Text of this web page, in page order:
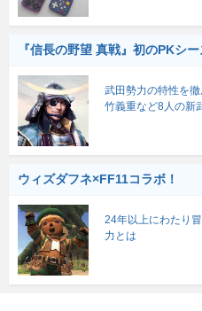
『信長の野望 真戦』初のPKシ
武田勢力の特性を
竹義重など8人の新
ウィズダフネ×FF11コラボ！
24年以上にわたり
力とは